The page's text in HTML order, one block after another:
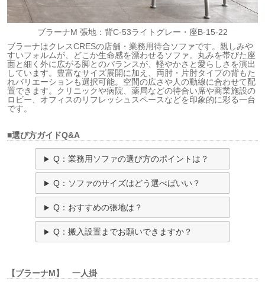
ブラーナM 張地：背C-53ライトグレー・座B-15-22
ブラーナはクレスCRESの店舗・業務用待合ソファです。親しみや
すいフォルムが、どこか生命感を漂わせるソファ。丸みを帯びた座
面と細く外に広がる脚とのバランスが、軽やかさと愛らしさを演出
しています。豊富なサイズ展開に加え、両肘・片肘タイプの背もた
れバリエーションも選択可能。空間の広さや人の動線に合わせて配
置できます。クリニックや病院、薬局などの待合い席や商業施設の
ロビー、オフィスのリフレッシュスペースなどを印象的に彩る一台
です。
■選び方ガイドQ&A
Q：業務用ソファの選び方のポイントは？
Q：ソファのサイズはどう選べばいい？
Q：おすすめの張地は？
Q：搬入設置までお願いできますか？
【ブラーナM】 一人掛